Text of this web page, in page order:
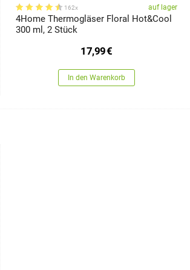
162x auf lager
4Home Thermogläser Floral Hot&Cool
300 ml, 2 Stück
17,99€
In den Warenkorb